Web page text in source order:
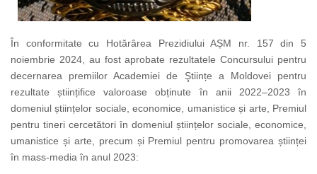
În conformitate cu Hotărârea Prezidiului AȘM nr. 157 din 5
noiembrie 2024, au fost aprobate rezultatele Concursului pentru
decernarea premiilor Academiei de Ştiințe a Moldovei pentru
rezultate științifice valoroase obținute în anii 2022–2023 în
domeniul științelor sociale, economice, umanistice și arte, Premiul
pentru tineri cercetători în domeniul științelor sociale, economice,
umanistice și arte, precum și Premiul pentru promovarea științei
în mass-media în anul 2023: